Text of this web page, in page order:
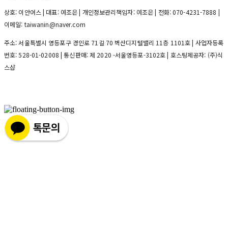
상호: 이안어스 | 대표: 여조은 | 개인정보관리책임자: 여조은 | 전화: 070-4231-7888 |
이메일: taiwanin@naver.com
주소: 서울특별시 영등포구 경인로 71길 70 벽산디지털밸리 11층 1101호 | 사업자등록
번호:528-01-02008 | 통신판매:제 2020 -서울영등포-3102호| 호스팅제공자: (주)식
스샵